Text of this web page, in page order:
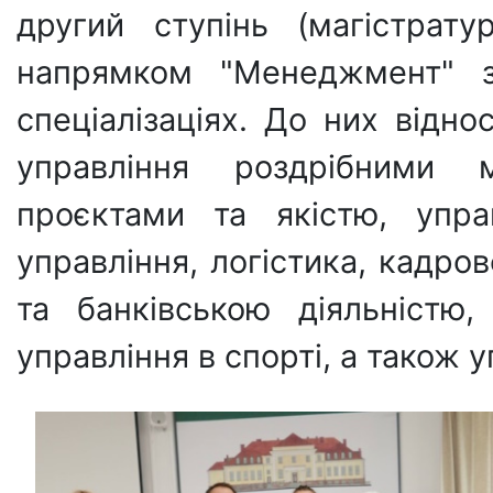
другий ступінь
напрямком "Менеджмент"
спеціалізаціях. До них
управління роздрібними
проєктами та якістю,
управління, логістика,
та банківською
управління в спорті, а також